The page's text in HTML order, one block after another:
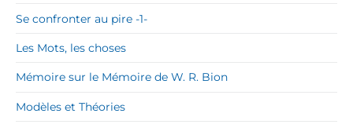
Se confronter au pire -1-
Les Mots, les choses
Mémoire sur le Mémoire de W. R. Bion
Modèles et Théories